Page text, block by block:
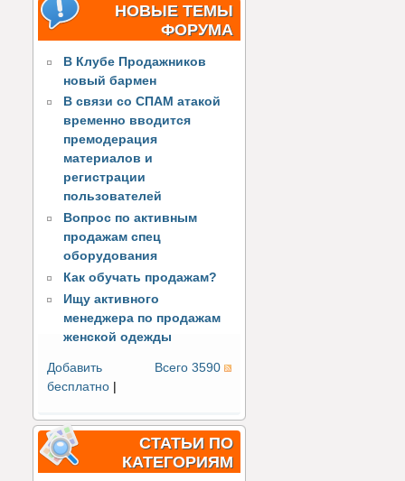
НОВЫЕ ТЕМЫ
ФОРУМА
В Клубе Продажников
новый бармен
В связи со СПАМ атакой
временно вводится
премодерация
материалов и
регистрации
пользователей
Вопрос по активным
продажам спец
оборудования
Как обучать продажам?
Ищу активного
менеджера по продажам
женской одежды
Всего 3590
Добавить
бесплатно |
СТАТЬИ ПО
КАТЕГОРИЯМ